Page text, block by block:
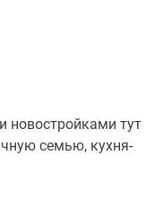
новостройками тут
семью, кухня-